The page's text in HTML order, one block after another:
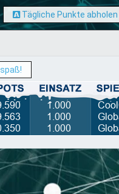
Tägliche Punkte abholen